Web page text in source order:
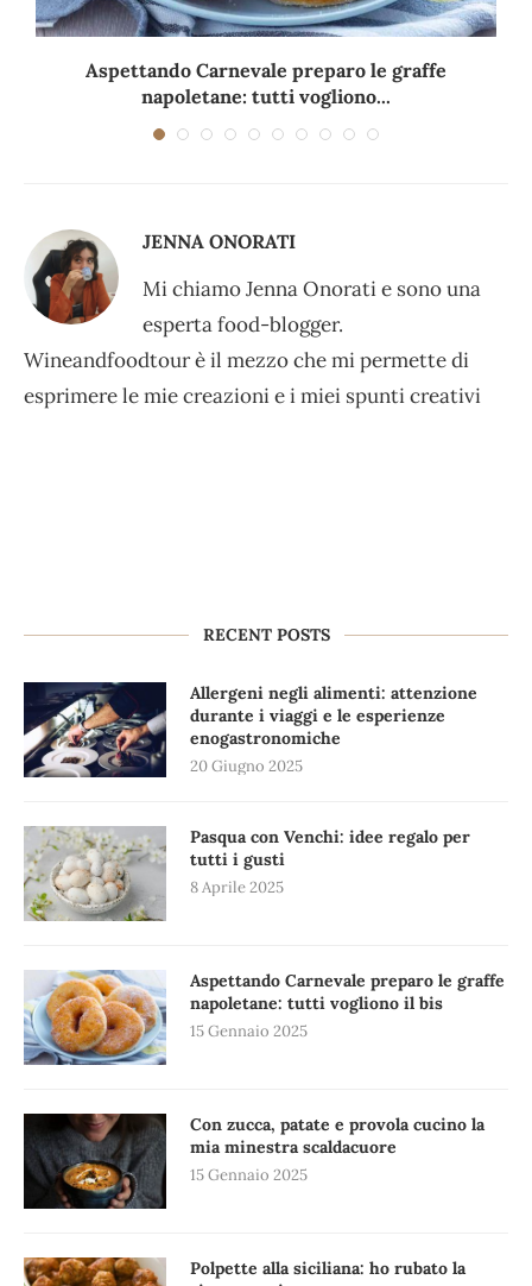
Aspettando Carnevale preparo le graffe
napoletane: tutti vogliono...
JENNA ONORATI
Mi chiamo Jenna Onorati e sono una
esperta food-blogger.
Wineandfoodtour è il mezzo che mi permette di
esprimere le mie creazioni e i miei spunti creativi
RECENT POSTS
Allergeni negli alimenti: attenzione
durante i viaggi e le esperienze
enogastronomiche
20 Giugno 2025
Pasqua con Venchi: idee regalo per
tutti i gusti
8 Aprile 2025
Aspettando Carnevale preparo le graffe
napoletane: tutti vogliono il bis
15 Gennaio 2025
Con zucca, patate e provola cucino la
mia minestra scaldacuore
15 Gennaio 2025
Polpette alla siciliana: ho rubato la